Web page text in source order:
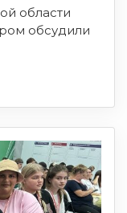
области
обсудили